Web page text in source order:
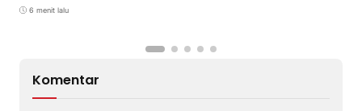
6 menit lalu
Komentar